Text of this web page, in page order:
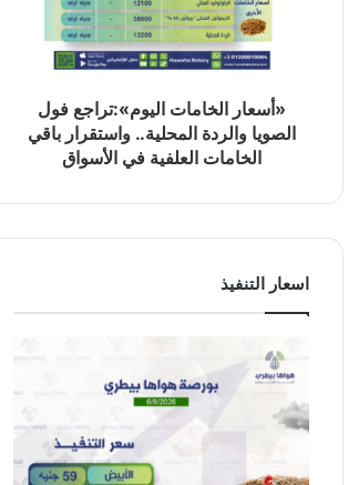
«أسعار الخامات اليوم»:تراجع فول
الصويا والردة المحلية.. واستقرار باقي
الخامات العلفية في الأسواق
اسعار التنفيذ